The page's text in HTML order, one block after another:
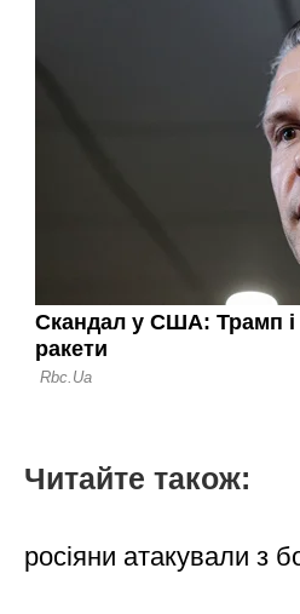
Читайте також:
росіяни атакували з